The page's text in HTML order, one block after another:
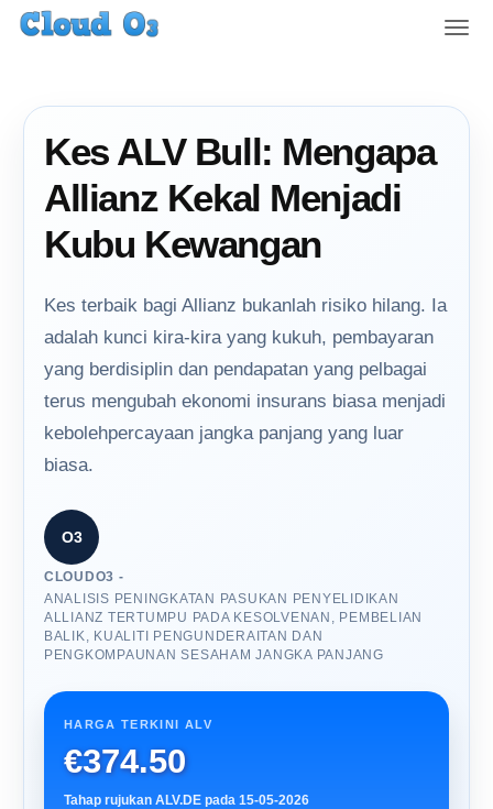
T
Kes ALV Bull: Mengapa
Allianz Kekal Menjadi
Kubu Kewangan
Kes terbaik bagi Allianz bukanlah risiko hilang. Ia
adalah kunci kira-kira yang kukuh, pembayaran
yang berdisiplin dan pendapatan yang pelbagai
terus mengubah ekonomi insurans biasa menjadi
kebolehpercayaan jangka panjang yang luar
biasa.
O3
CLOUDO3 -
ANALISIS PENINGKATAN PASUKAN PENYELIDIKAN
ALLIANZ TERTUMPU PADA KESOLVENAN, PEMBELIAN
BALIK, KUALITI PENGUNDERAITAN DAN
PENGKOMPAUNAN SESAHAM JANGKA PANJANG
HARGA TERKINI ALV
€374.50
Tahap rujukan ALV.DE pada 15-05-2026